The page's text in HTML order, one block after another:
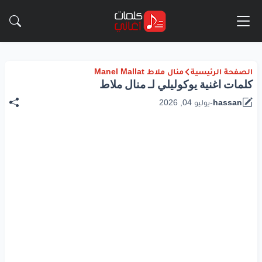
الصفحة الرئيسية منال ملاط Manel Mallat
كلمات اغنية يوكوليلي لـ منال ملاط
hassan
-يوليو 04, 2026